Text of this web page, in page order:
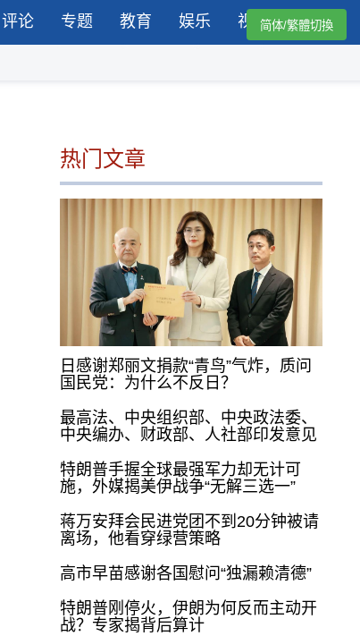
评论 专题 教育 娱乐 视频简体/繁體切換
热门文章
日感谢郑丽文捐款“青鸟”气炸，质问
国民党：为什么不反日？
最高法、中央组织部、中央政法委、
中央编办、财政部、人社部印发意见
特朗普手握全球最强军力却无计可
施，外媒揭美伊战争“无解三选一”
蒋万安拜会民进党团不到20分钟被请
离场，他看穿绿营策略
高市早苗感谢各国慰问“独漏赖清德”
特朗普刚停火，伊朗为何反而主动开
战？专家揭背后算计